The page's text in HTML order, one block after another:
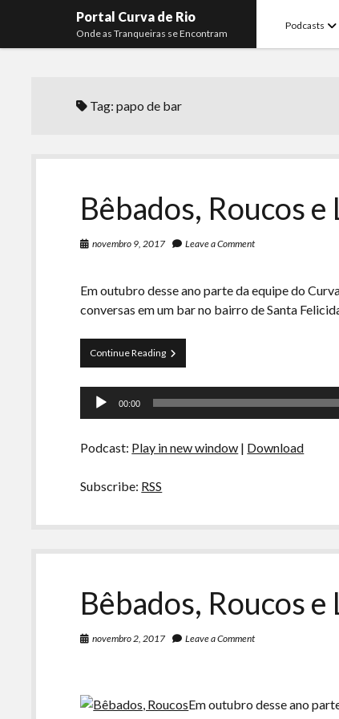
Portal Curva de Rio
Onde as Tranqueiras se Encontram
Podcasts
Tag:papo de bar
Bêbados, Roucos
novembro 9, 2017 Leave a Comment
Em outubro desse ano parte da equipe do
conversas em um bar no bairro de Santa
Continue ReadingBêbados,
Roucos
–
Tocador
00:00
Podcast: Play in new window | Download
Subscribe: RSS
Bêbados, Roucos
novembro 2, 2017 Leave a Comment
Em outubro desse ano